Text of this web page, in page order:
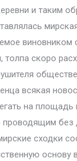
и таким
виновником
толпа скоро
всякая
на площадь
без
сходки
основу